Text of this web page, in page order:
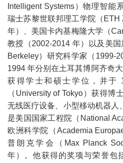
Intelligent Systems）物理智能
瑞士苏黎世联邦理工学院（
年）、美国卡内基梅隆大学（
教授（2002-2014 年）以及美
Berkeley）研究科学家（1999-
1994 年分别在土耳其博阿齐奇
获得学士和硕士学位，并于
（University of Tokyo）获得博
无线医疗设备、小型移动机器人
是美国国家工程院（National
欧洲科学院（Academia
普朗克学会（Max Planck
年）。他获得的奖项与荣誉包